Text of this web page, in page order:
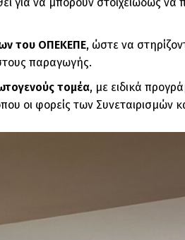
του ΟΠΕΚΕΠΕ, ώστε να
παραγωγής.
τομέα, με ειδικά
οι φορείς των Συνεταιρισμών